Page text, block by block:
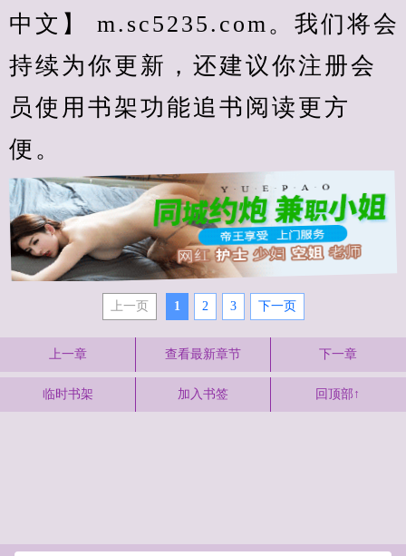
中文】 m.sc5235.com。我们将会
持续为你更新，还建议你注册会
员使用书架功能追书阅读更方
便。
上一页 1 2 3 下一页
上一章 查看最新章节 下一章
临时书架 加入书签 回顶部↑